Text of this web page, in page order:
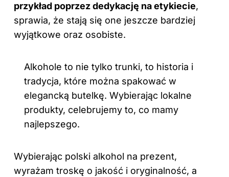
przykład poprzez dedykację na etykiecie,
sprawia, że stają się one jeszcze bardziej
wyjątkowe oraz osobiste.
Alkohole to nie tylko trunki, to historia i
tradycja, które można spakować w
elegancką butelkę. Wybierając lokalne
produkty, celebrujemy to, co mamy
najlepszego.
Wybierając polski alkohol na prezent,
wyrażam troskę o jakość i oryginalność, a